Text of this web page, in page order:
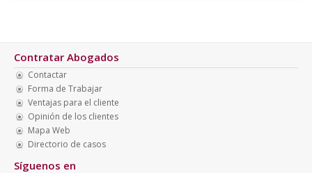
Contratar Abogados
Contactar
Forma de Trabajar
Ventajas para el cliente
Opinión de los clientes
Mapa Web
Directorio de casos
Síguenos en